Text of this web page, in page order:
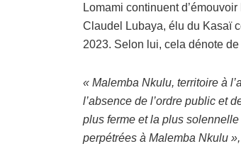
Lomami continuent
Claudel Lubaya, élu du Kasaï
2023. Selon lui, cela dénote de
« Malemba Nkulu, territoire à
l’absence de l’ordre public et
plus ferme et la plus
perpétrées à Malemba Nkulu »,